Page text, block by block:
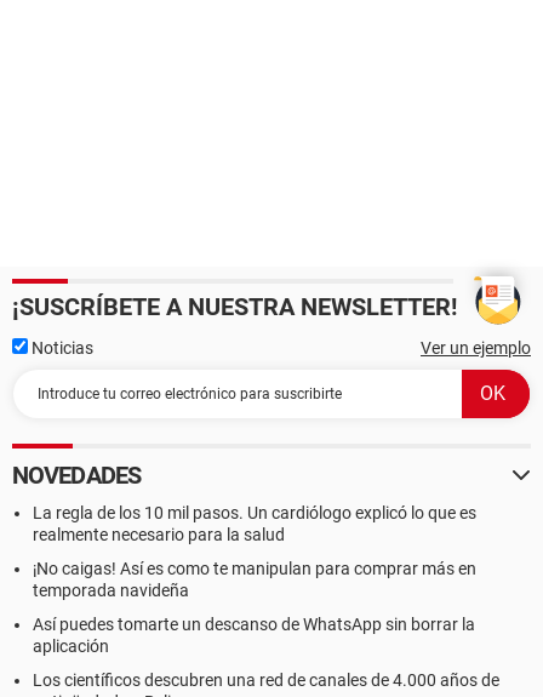
¡SUSCRÍBETE A NUESTRA NEWSLETTER!
Noticias Ver un ejemplo
NOVEDADES
La regla de los 10 mil pasos. Un cardiólogo explicó lo que es
realmente necesario para la salud
¡No caigas! Así es como te manipulan para comprar más en
temporada navideña
Así puedes tomarte un descanso de WhatsApp sin borrar la
aplicación
Los científicos descubren una red de canales de 4.000 años de